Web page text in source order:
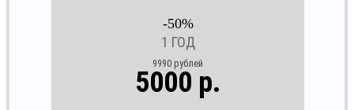
-50%
1 ГОД
9990 рублей
5000 р.